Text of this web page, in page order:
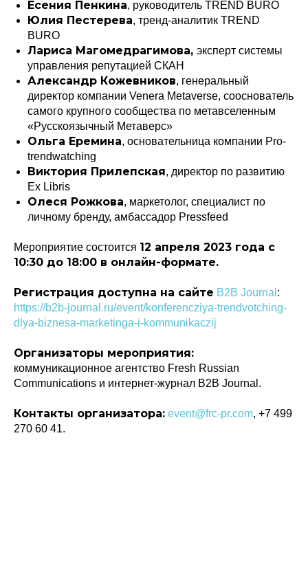
Есения Пенкина, руководитель TREND BURO
Юлия Пестерева, тренд-аналитик TREND
BURO
Лариса Магомедрагимова, эксперт системы
управления репутацией СКАН
Александр Кожевников, генеральный
директор компании Venera Metaverse, сооснователь
самого крупного сообщества по метавселенным
«Русскоязычный Метаверс»
Ольга Еремина, основательница компании Pro-
trendwatching
Виктория Прилепская, директор по развитию
Ex Libris
Олеся Рожкова, маркетолог, специалист по
личному бренду, амбассадор Pressfeed
Мероприятие состоится 12 апреля 2023 года с
10:30 до 18:00 в онлайн-формате.
Регистрация доступна на сайте B2B Journal :
https://b2b-journal.ru/event/konferencziya-trendvotching-
dlya-biznesa-marketinga-i-kommunikaczij
Организаторы мероприятия:
коммуникационное агентство Fresh Russian
Communications и интернет-журнал B2B Journal.
Контакты организатора: event@frc-pr.com, +7 499
270 60 41.
© 2015-2026 НАУРР. Все права защищены. При использовании материалов
ссылка на ROBOTUNION.RU — обязательна
Политика конфиденциальности
© 2015-2026 НАУРР. Все права защищены.
При использовании материалов ссылка на ROBOTUNION.RU — обязательна